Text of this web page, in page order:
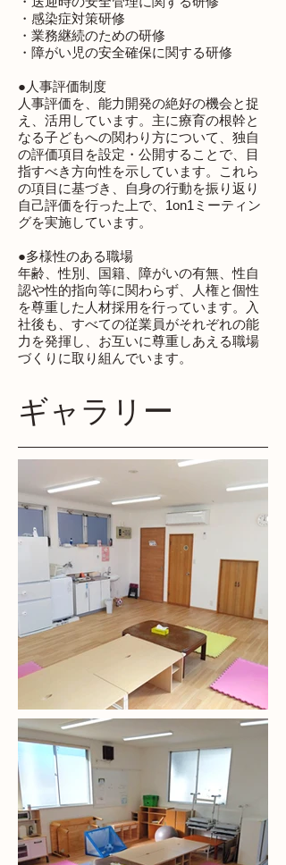
・感染症対策研修
・業務継続のための研修
・障がい児の安全確保に関する研修
●人事評価制度
人事評価を、能力開発の絶好の機会と捉
え、活用しています。主に療育の根幹と
なる子どもへの関わり方について、独自
の評価項目を設定・公開することで、目
指すべき方向性を示しています。これら
の項目に基づき、自身の行動を振り返り
自己評価を行った上で、1on1ミーティン
グを実施しています。
●多様性のある職場
年齢、性別、国籍、障がいの有無、性自
認や性的指向等に関わらず、人権と個性
を尊重した人材採用を行っています。入
社後も、すべての従業員がそれぞれの能
力を発揮し、お互いに尊重しあえる職場
づくりに取り組んでいます。
​ギャラリー